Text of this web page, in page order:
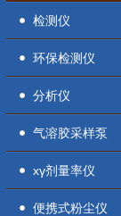
检测仪
环保检测仪
分析仪
气溶胶采样泵
xγ剂量率仪
便携式粉尘仪